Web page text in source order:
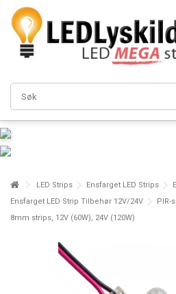
LED Strips Ensfarget LED Strips
Ensfarget LED Strip Tilbehør 12V/24V
PIR-
8mm strips, 12V (60W), 24V (120W)